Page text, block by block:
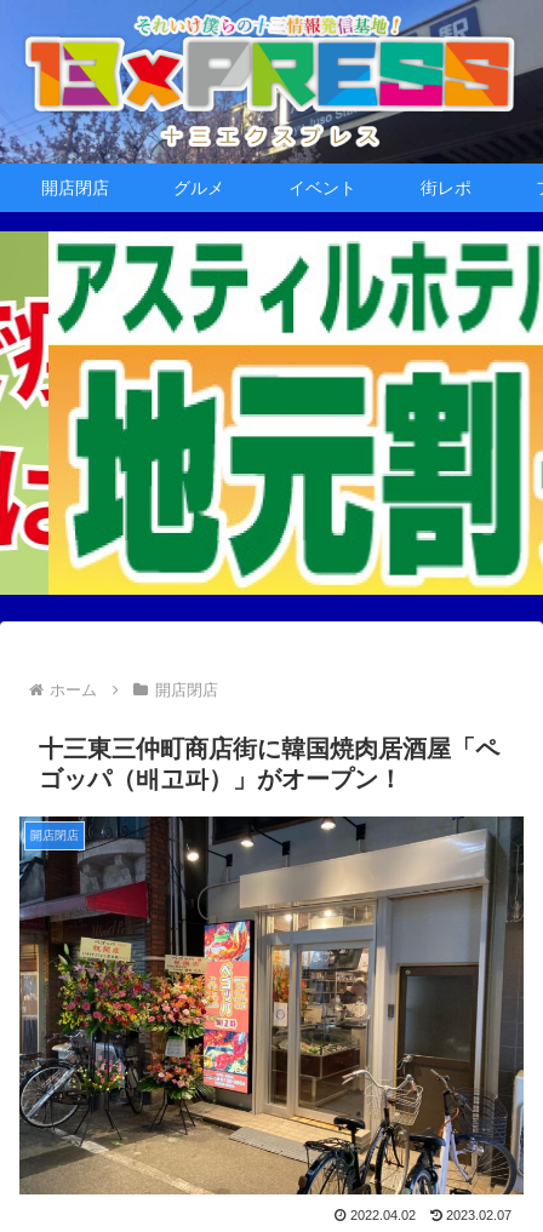
開店閉店 グルメ イベント 街レポ
ホーム 開店閉店
十三東三仲町商店街に韓国焼肉居酒屋「ペ
ゴッパ（배고파）」がオープン！
開店閉店
2022.04.02 2023.02.07